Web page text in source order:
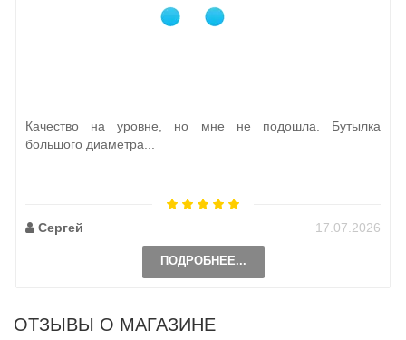
Качество на уровне, но мне не подошла. Бутылка
большого диаметра...
Сергей 17.07.2026
ПОДРОБНЕЕ...
ОТЗЫВЫ О МАГАЗИНЕ